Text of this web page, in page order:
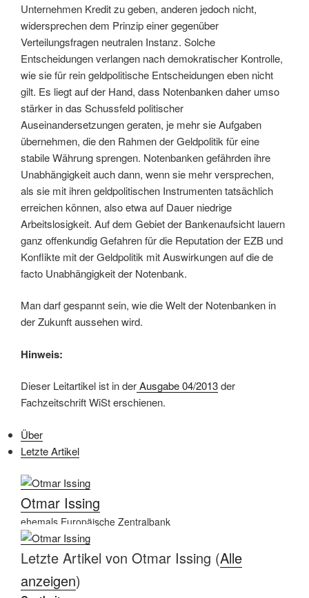
Unternehmen Kredit zu geben, anderen jedoch nicht,
widersprechen dem Prinzip einer gegenüber
Verteilungsfragen neutralen Instanz. Solche
Entscheidungen verlangen nach demokratischer Kontrolle,
wie sie für rein geldpolitische Entscheidungen eben nicht
gilt. Es liegt auf der Hand, dass Notenbanken daher umso
stärker in das Schussfeld politischer
Auseinandersetzungen geraten, je mehr sie Aufgaben
übernehmen, die den Rahmen der Geldpolitik für eine
stabile Währung sprengen. Notenbanken gefährden ihre
Unabhängigkeit auch dann, wenn sie mehr versprechen,
als sie mit ihren geldpolitischen Instrumenten tatsächlich
erreichen können, also etwa auf Dauer niedrige
Arbeitslosigkeit. Auf dem Gebiet der Bankenaufsicht lauern
ganz offenkundig Gefahren für die Reputation der EZB und
Konflikte mit der Geldpolitik mit Auswirkungen auf die de
facto Unabhängigkeit der Notenbank.
Man darf gespannt sein, wie die Welt der Notenbanken in
der Zukunft aussehen wird.
Hinweis:
Dieser Leitartikel ist in derAusgabe 04/2013der
Fachzeitschrift WiSt erschienen.
Über
Letzte Artikel
Otmar Issing
ehemals Europäische Zentralbank
Letzte Artikel von Otmar Issing (Alle
anzeigen)